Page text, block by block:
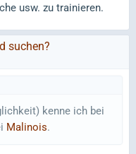
usw. zu trainieren.
suchen?
kenne ich bei
Malinois.